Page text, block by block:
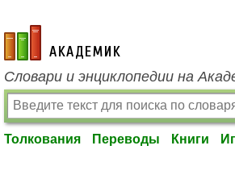
academic.ru
Словари и энциклопедии на
Толкования Переводы Книги